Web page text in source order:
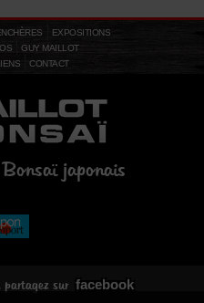
EXPOSITIONS
GUY MAILLOT
CONTACT
japonais
sur facebook